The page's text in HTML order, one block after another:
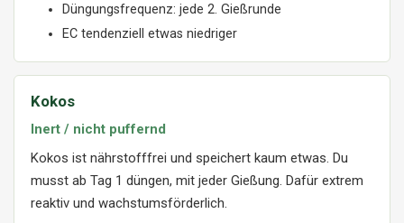
Düngungsfrequenz: jede 2. Gießrunde
EC tendenziell etwas niedriger
Kokos
Inert / nicht puffernd
Kokos ist nährstofffrei und speichert kaum etwas. Du
musst ab Tag 1 düngen, mit jeder Gießung. Dafür extrem
reaktiv und wachstumsförderlich.